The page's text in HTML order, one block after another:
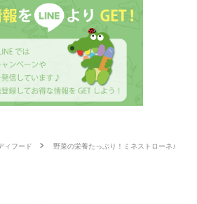
ィフード 野菜の栄養たっぷり！ミネストローネ♪